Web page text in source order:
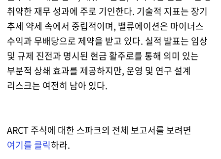
취약한 재무 성과에 주로 기인한다. 기술적 지표는 장기
추세 약세 속에서 중립적이며, 밸류에이션은 마이너스
수익과 무배당으로 제약을 받고 있다. 실적 발표는 임상
및 규제 진전과 명시된 현금 활주로를 통해 의미 있는
부분적 상쇄 효과를 제공하지만, 운영 및 연구 설계
리스크는 여전히 남아 있다.
ARCT 주식에 대한 스파크의 전체 보고서를 보려면
여기를 클릭하라.